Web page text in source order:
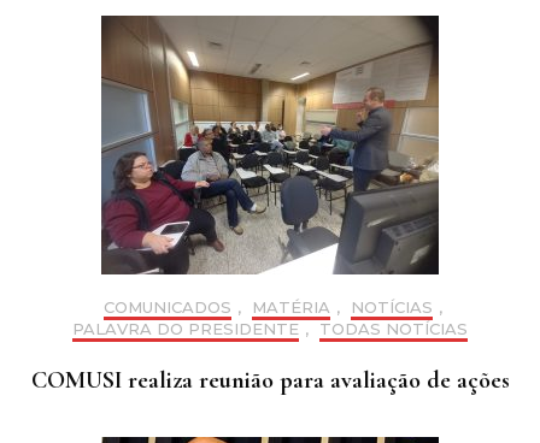
COMUNICADOS , MATÉRIA , NOTÍCIAS ,
PALAVRA DO PRESIDENTE , TODAS NOTÍCIAS
COMUSI realiza reunião para avaliação de ações